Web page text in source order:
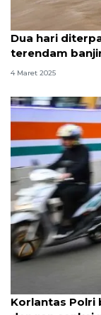
Dua hari
terendam
4 Maret 2025
Korlantas Polri